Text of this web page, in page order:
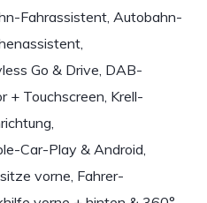
Fahrassistent, Autobahn-
Go & Drive, DAB-
+ Touchscreen, Krell-
Car-Play & Android,
vorne, Fahrer-